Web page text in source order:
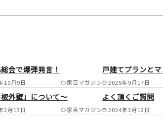
市/枚方市/高槻市/京田辺市/木津川市/
豊中市/東大阪市/西宮市/尼崎市大津市/
10月9日 家百マガジン
会で爆弾発言！
2025年9月17日
戸建てプランと
2月13日 家百マガジン
外壁」について～
2024年3月12日
よく頂くご質問